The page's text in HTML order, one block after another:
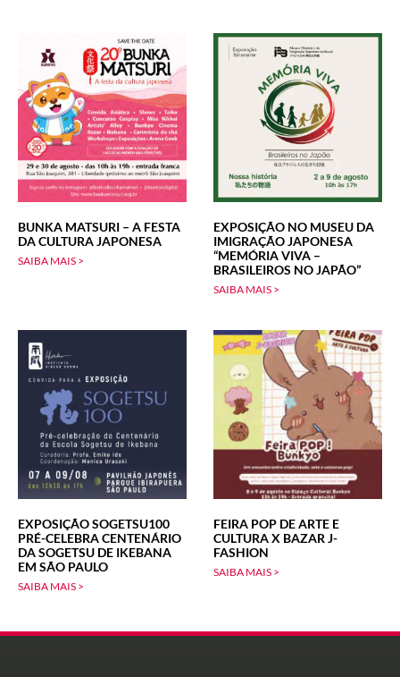
BUNKA MATSURI – A FESTA
DA CULTURA JAPONESA
SAIBA MAIS >
EXPOSIÇÃO NO MUSEU DA
IMIGRAÇÃO JAPONESA
“MEMÓRIA VIVA –
BRASILEIROS NO JAPÃO”
SAIBA MAIS >
EXPOSIÇÃO SOGETSU100
PRÉ-CELEBRA CENTENÁRIO
DA SOGETSU DE IKEBANA
EM SÃO PAULO
SAIBA MAIS >
FEIRA POP DE ARTE E
CULTURA X BAZAR J-
FASHION
SAIBA MAIS >